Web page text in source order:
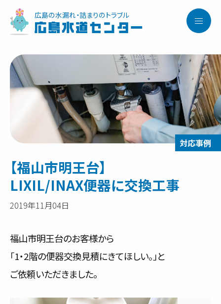
広島の水漏れ・詰まりのトラブル
広島水道センター
サービス内容と料金事例
料金一覧
【福山市明王台】
LIXIL/INAX便器に交換工事
2019年11月04日
福山市明王台のお客様から
「1・2階の便器交換見積にきてほしい。」と
ご依頼いただきました。